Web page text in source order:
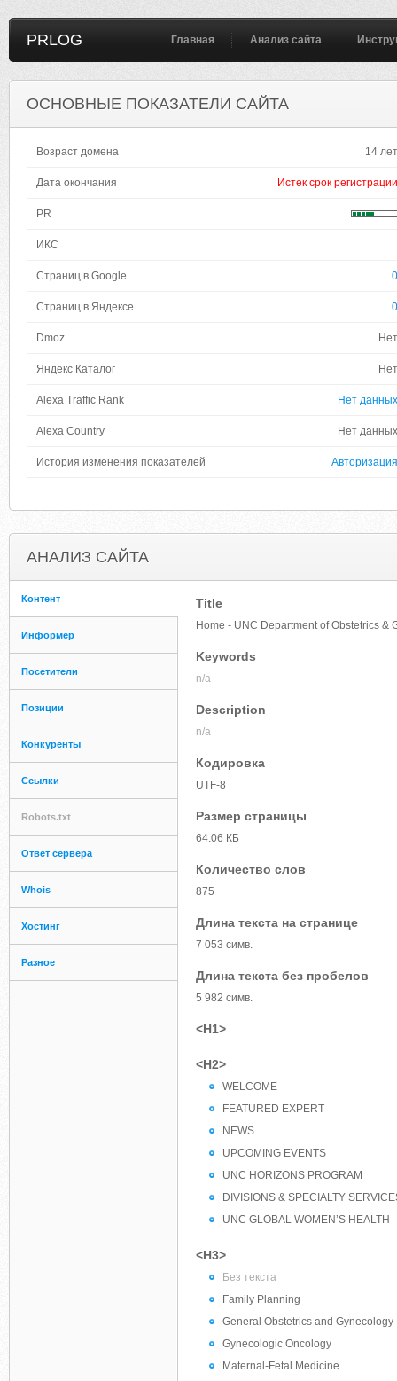
PRLOG Главная Анализ сайта
ОСНОВНЫЕ ПОКАЗАТЕЛИ САЙТА
Возраст домена 14 лет
Дата окончания Истек срок регистрации
PR
ИКС
Страниц в Google 0
Страниц в Яндексе 0
Dmoz Нет
Яндекс Каталог Нет
Alexa Traffic Rank Нет данных
Alexa Country Нет данных
История изменения показателей Авторизация
АНАЛИЗ САЙТА
Контент
Информер
Посетители
Позиции
Конкуренты
Ссылки
Robots.txt
Ответ сервера
Whois
Хостинг
Разное
Title
Home - UNC Department of Obstetrics &
Keywords
n/a
Description
n/a
Кодировка
UTF-8
Размер страницы
64.06 КБ
Количество слов
875
Длина текста на странице
7 053 симв.
Длина текста без пробелов
5 982 симв.
<H1>
<H2>
WELCOME
FEATURED EXPERT
NEWS
UPCOMING EVENTS
UNC HORIZONS PROGRAM
DIVISIONS & SPECIALTY
UNC GLOBAL WOMEN’S HEALTH
<H3>
Без текста
Family Planning
General Obstetrics and Gynecology
Gynecologic Oncology
Maternal-Fetal Medicine